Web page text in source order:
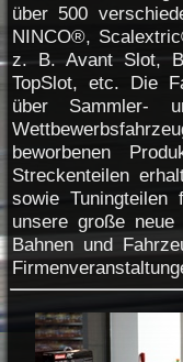
über 500
NINCO®,
z. B. Avant Slot,
TopSlot, etc. Die
über Sammler-
beworbenen
Streckenteilen
sowie
unsere große
Bahnen und